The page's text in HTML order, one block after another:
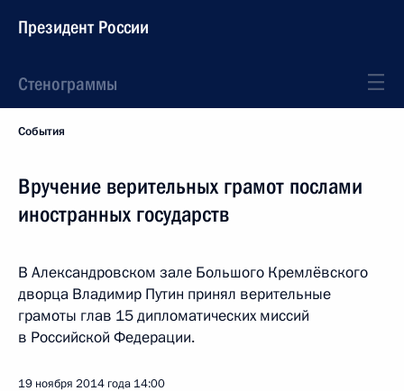
Президент России
Стенограммы
События
Вручение верительных грамот послами
иностранных государств
В Александровском зале Большого Кремлёвского
дворца Владимир Путин принял верительные
грамоты глав 15 дипломатических миссий
в Российской Федерации.
19 ноября 2014 года 14:00